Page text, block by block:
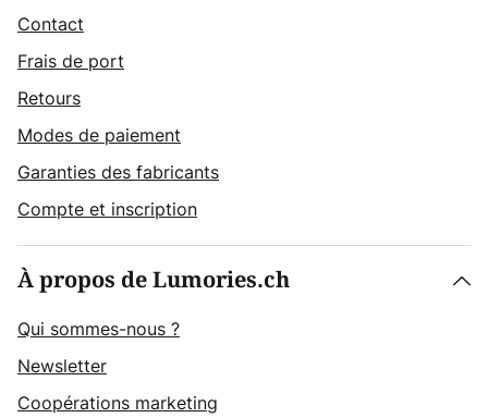
Contact
Frais de port
Retours
Modes de paiement
Garanties des fabricants
Compte et inscription
À propos de Lumories.ch
Qui sommes-nous ?
Newsletter
Coopérations marketing